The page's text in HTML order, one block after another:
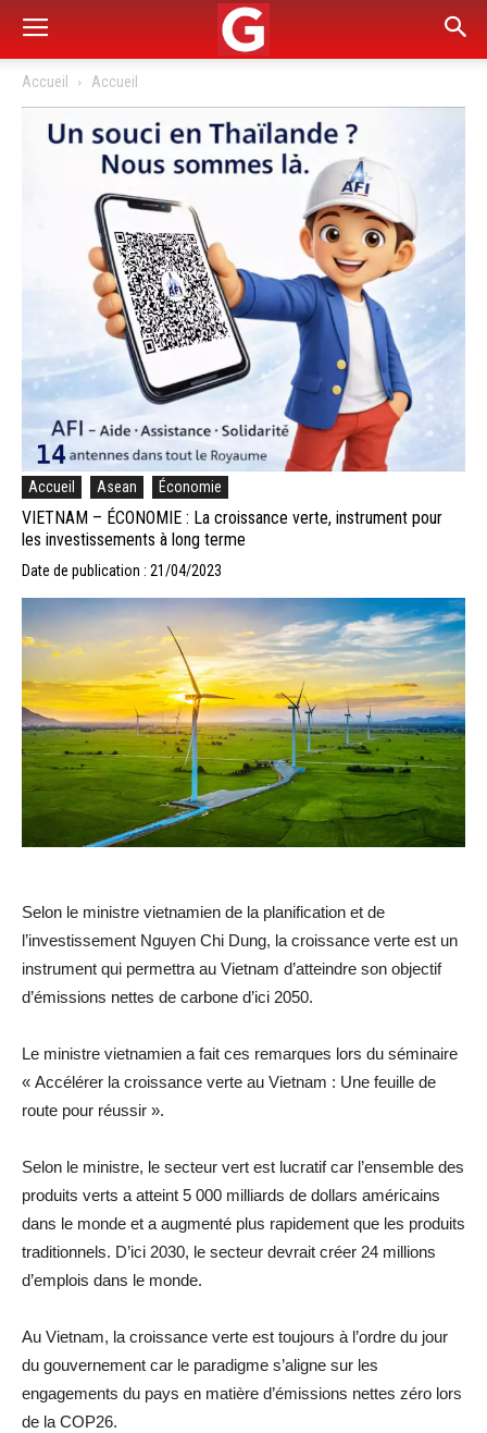
Accueil Accueil
Accueil Asean Économie
VIETNAM – ÉCONOMIE : La croissance verte, instrument pour
les investissements à long terme
Date de publication : 21/04/2023
Selon le ministre vietnamien de la planification et de
l’investissement Nguyen Chi Dung, la croissance verte est un
instrument qui permettra au Vietnam d’atteindre son objectif
d’émissions nettes de carbone d’ici 2050.
Le ministre vietnamien a fait ces remarques lors du séminaire
« Accélérer la croissance verte au Vietnam : Une feuille de
route pour réussir ».
Selon le ministre, le secteur vert est lucratif car l’ensemble des
produits verts a atteint 5 000 milliards de dollars américains
dans le monde et a augmenté plus rapidement que les produits
traditionnels. D’ici 2030, le secteur devrait créer 24 millions
d’emplois dans le monde.
Au Vietnam, la croissance verte est toujours à l’ordre du jour
du gouvernement car le paradigme s’aligne sur les
engagements du pays en matière d’émissions nettes zéro lors
de la COP26.